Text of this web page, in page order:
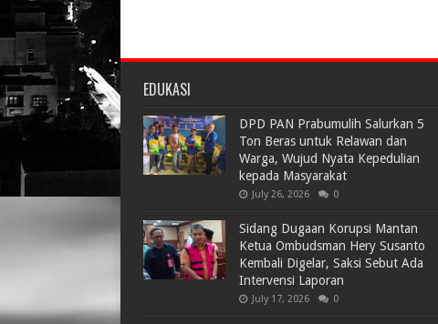
EDUKASI
DPD PAN Prabumulih Salurkan 5
Ton Beras untuk Relawan dan
Warga, Wujud Nyata Kepedulian
kepada Masyarakat
July 26, 2026 0
Sidang Dugaan Korupsi Mantan
Ketua Ombudsman Hery Susanto
Kembali Digelar, Saksi Sebut Ada
Intervensi Laporan
July 17, 2026 0